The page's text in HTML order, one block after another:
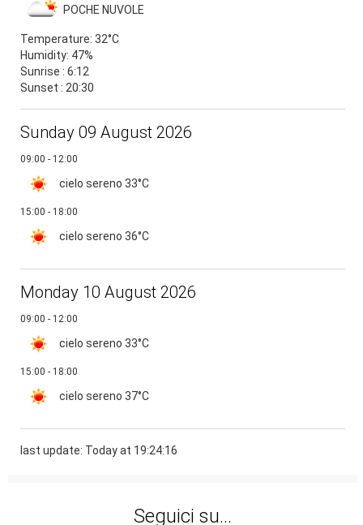
POCHE NUVOLE
Temperature: 32°C
Humidity: 47%
Sunrise : 6:12
Sunset : 20:30
Sunday 09 August 2026
09:00 - 12:00
cielo sereno 33°C
15:00 - 18:00
cielo sereno 36°C
Monday 10 August 2026
09:00 - 12:00
cielo sereno 33°C
15:00 - 18:00
cielo sereno 37°C
last update: Today at 19:24:16
Seguici su...